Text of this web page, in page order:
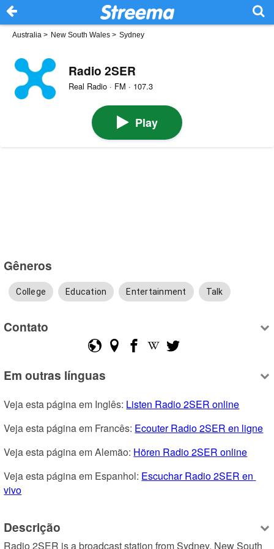
Australia > New South Wales > Sydney
Radio 2SER
Real Radio · FM · 107.3
Play
Gêneros
College Education Entertainment Talk
Contato
Em outras línguas
Veja esta página em Inglês: Listen Radio 2SER online
Veja esta página em Francês: Ecouter Radio 2SER en ligne
Veja esta página em Alemão: Hören Radio 2SER online
Veja esta página em Espanhol: Escuchar Radio 2SER en
vivo
Descrição
Radio 2SER is a broadcast station from Sydney, New South